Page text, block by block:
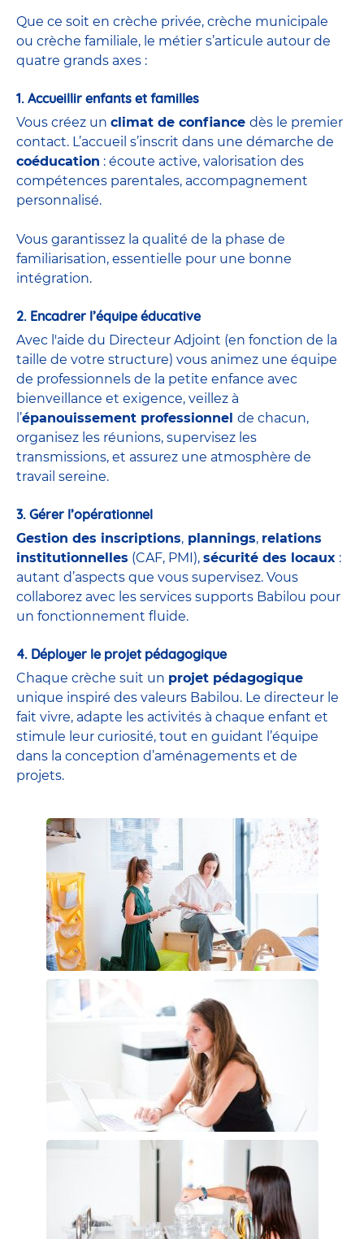
Que ce soit en crèche privée, crèche municipale
ou crèche familiale, le métier s’articule autour de
quatre grands axes :
1. Accueillir enfants et familles
Vous créez un climat de confiance dès le premier
contact. L’accueil s’inscrit dans une démarche de
coéducation : écoute active, valorisation des
compétences parentales, accompagnement
personnalisé.
Vous garantissez la qualité de la phase de
familiarisation, essentielle pour une bonne
intégration.
2. Encadrer l’équipe éducative
Avec l'aide du Directeur Adjoint (en fonction de la
taille de votre structure) vous animez une équipe
de professionnels de la petite enfance avec
bienveillance et exigence, veillez à
l’épanouissement professionnel de chacun,
organisez les réunions, supervisez les
transmissions, et assurez une atmosphère de
travail sereine.
3. Gérer l’opérationnel
Gestion des inscriptions, plannings, relations
institutionnelles (CAF, PMI), sécurité des locaux :
autant d’aspects que vous supervisez. Vous
collaborez avec les services supports Babilou pour
un fonctionnement fluide.
4. Déployer le projet pédagogique
Chaque crèche suit un projet pédagogique
unique inspiré des valeurs Babilou. Le directeur le
fait vivre, adapte les activités à chaque enfant et
stimule leur curiosité, tout en guidant l’équipe
dans la conception d’aménagements et de
projets.